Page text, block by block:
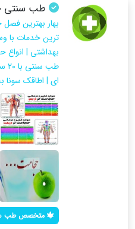
طب سنتی
بهار بهترین
ترین خدمات با
بهداشتی |
ای | اطاقک سونا
متخصص طب